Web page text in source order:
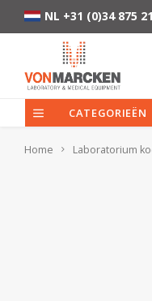
NL +31 (0)34 875
CATEGORIEËN
Home Laboratorium